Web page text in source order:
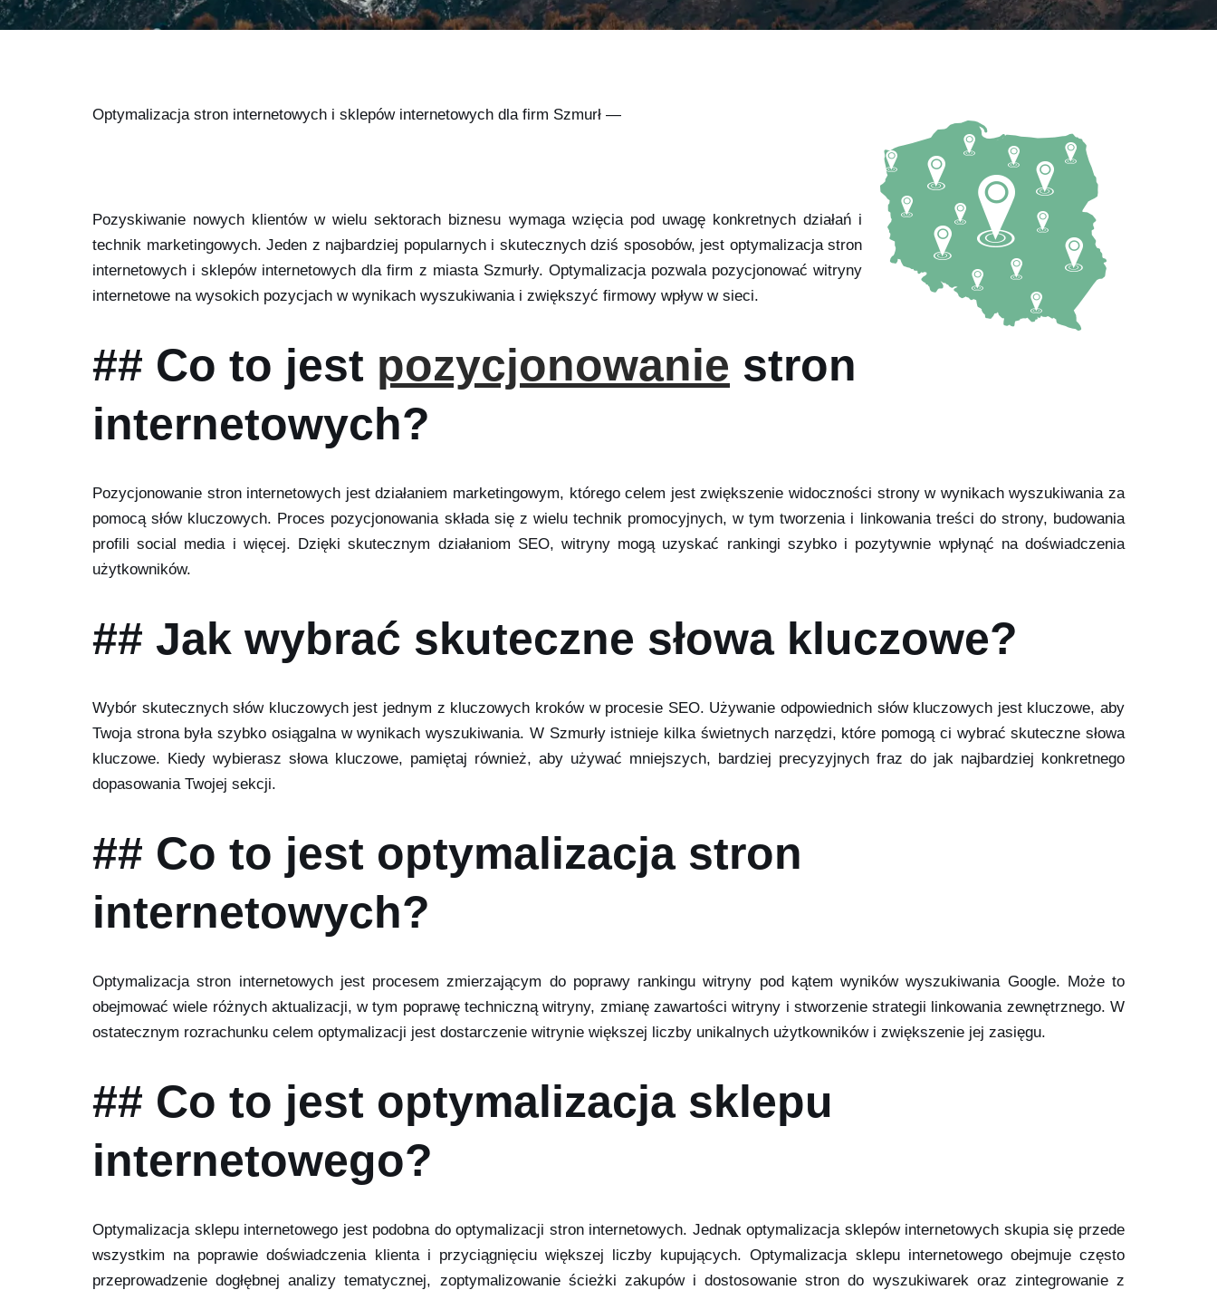
Optymalizacja stron internetowych i sklepów internetowych dla firm Szmurł —
Pozyskiwanie nowych klientów w wielu sektorach biznesu wymaga wzięcia pod uwagę konkretnych działań i
technik marketingowych. Jeden z najbardziej popularnych i skutecznych dziś sposobów, jest optymalizacja stron
internetowych i sklepów internetowych dla firm z miasta Szmurły. Optymalizacja pozwala pozycjonować witryny
internetowe na wysokich pozycjach w wynikach wyszukiwania i zwiększyć firmowy wpływ w sieci.
## Co to jest pozycjonowanie stron
internetowych?
Pozycjonowanie stron internetowych jest działaniem marketingowym, którego celem jest zwiększenie widoczności strony w wynikach wyszukiwania za
pomocą słów kluczowych. Proces pozycjonowania składa się z wielu technik promocyjnych, w tym tworzenia i linkowania treści do strony, budowania
profili social media i więcej. Dzięki skutecznym działaniom SEO, witryny mogą uzyskać rankingi szybko i pozytywnie wpłynąć na doświadczenia
użytkowników.
## Jak wybrać skuteczne słowa kluczowe?
Wybór skutecznych słów kluczowych jest jednym z kluczowych kroków w procesie SEO. Używanie odpowiednich słów kluczowych jest kluczowe, aby
Twoja strona była szybko osiągalna w wynikach wyszukiwania. W Szmurły istnieje kilka świetnych narzędzi, które pomogą ci wybrać skuteczne słowa
kluczowe. Kiedy wybierasz słowa kluczowe, pamiętaj również, aby używać mniejszych, bardziej precyzyjnych fraz do jak najbardziej konkretnego
dopasowania Twojej sekcji.
## Co to jest optymalizacja stron
internetowych?
Optymalizacja stron internetowych jest procesem zmierzającym do poprawy rankingu witryny pod kątem wyników wyszukiwania Google. Może to
obejmować wiele różnych aktualizacji, w tym poprawę techniczną witryny, zmianę zawartości witryny i stworzenie strategii linkowania zewnętrznego. W
ostatecznym rozrachunku celem optymalizacji jest dostarczenie witrynie większej liczby unikalnych użytkowników i zwiększenie jej zasięgu.
## Co to jest optymalizacja sklepu
internetowego?
Optymalizacja sklepu internetowego jest podobna do optymalizacji stron internetowych. Jednak optymalizacja sklepów internetowych skupia się przede
wszystkim na poprawie doświadczenia klienta i przyciągnięciu większej liczby kupujących. Optymalizacja sklepu internetowego obejmuje często
przeprowadzenie dogłębnej analizy tematycznej, zoptymalizowanie ścieżki zakupów i dostosowanie stron do wyszukiwarek oraz zintegrowanie z